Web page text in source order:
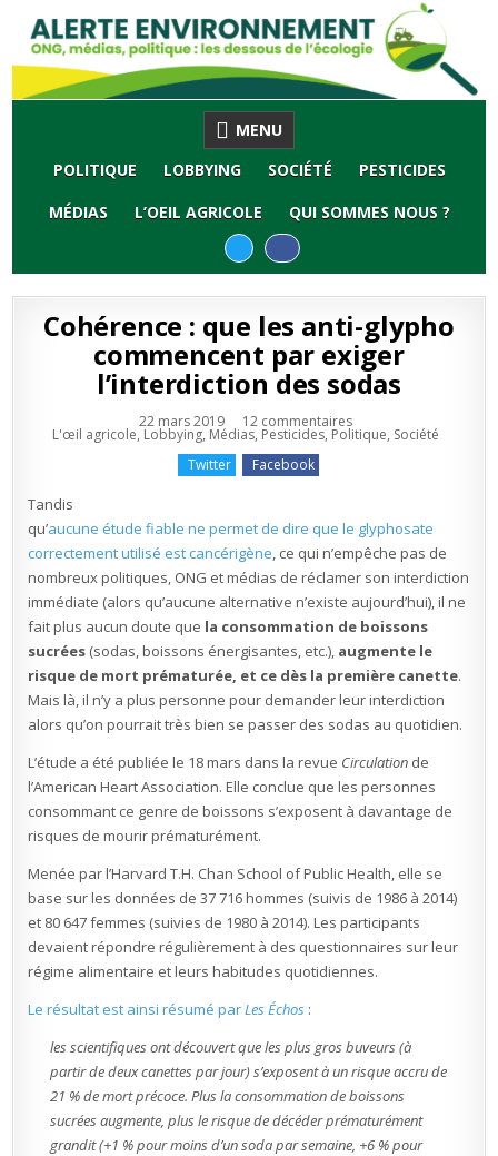
content
MENU
POLITIQUE
LOBBYING SOCIÉTÉ
PESTICIDES
MÉDIAS
L’OEIL AGRICOLE QUI SOMMES NOUS ?
Cohérence : que les anti-glypho
commencent par exiger
l’interdiction des sodas
22 mars 2019 12 commentairessur
Cohérence
par
exiger
l’interdiction
des
sodas
Publié
L'œil agricole, Lobbying, Médias, Pesticides, Politique, Société
Twitter
Facebook
Tandis
qu’aucune étude fiable ne permet de dire que le glyphosate
correctement utilisé est cancérigène, ce qui n’empêche pas de
nombreux politiques, ONG et médias de réclamer son interdiction
immédiate (alors qu’aucune alternative n’existe aujourd’hui), il ne
fait plus aucun doute que la consommation de boissons
sucrées (sodas, boissons énergisantes, etc.), augmente le
risque de mort prématurée, et ce dès la première canette.
Mais là, il n’y a plus personne pour demander leur interdiction
alors qu’on pourrait très bien se passer des sodas au quotidien.
L’étude a été publiée le 18 mars dans la revue Circulation de
l’American Heart Association. Elle conclue que les personnes
consommant ce genre de boissons s’exposent à davantage de
risques de mourir prématurément.
Menée par l’Harvard T.H. Chan School of Public Health, elle se
base sur les données de 37 716 hommes (suivis de 1986 à 2014)
et 80 647 femmes (suivies de 1980 à 2014). Les participants
devaient répondre régulièrement à des questionnaires sur leur
régime alimentaire et leurs habitudes quotidiennes.
Le résultat est ainsi résumé parLes Échos :
les scientifiques ont découvert que les plus gros buveurs (à
partir de deux canettes par jour) s’exposent à un risque accru de
21 % de mort précoce. Plus la consommation de boissons
sucrées augmente, plus le risque de décéder prématurément
grandit (+1 % pour moins d’un soda par semaine, +6 % pour